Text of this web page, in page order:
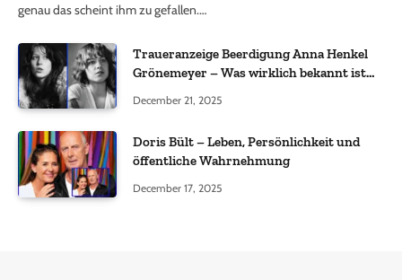
genau das scheint ihm zu gefallen.…
Traueranzeige Beerdigung Anna Henkel
Grönemeyer – Was wirklich bekannt ist
December 21, 2025
Doris Bült – Leben, Persönlichkeit und
öffentliche Wahrnehmung
December 17, 2025